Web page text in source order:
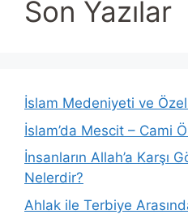
Son Yazılar
İslam Medeniyeti ve
İslam’da Mescit – Cami
İnsanların Allah’a Karşı
Nelerdir?
Ahlak ile Terbiye